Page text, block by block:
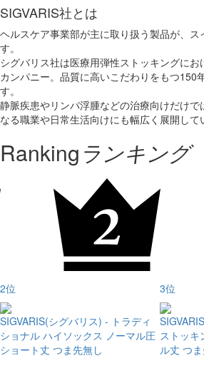
SIGVARIS社とは
ヘルスケア事業部が主に取り扱う製品が、
す。
シグバリス社は医療用弾性ストッキングに
カンパニー。品質に高いこだわりをもつ150
す。
静脈疾患やリンパ浮腫などの治療向けだけ
なる職業や日常生活向けにも幅広く展開して
Rankingランキング
2位
SIGVARIS(シグバリス) - トラディ
ショナル ハイソックス ノーマル圧
ショート丈 つま先無し
3位
ストッキ
ル丈 つ